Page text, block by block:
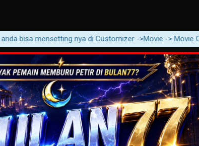
mensetting nya di Customizer ->Movie -> Movie